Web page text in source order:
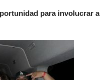
para involucrar a